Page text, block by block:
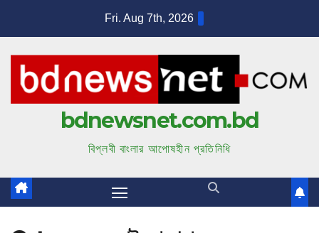
n
Fri. Aug 7th, 2026
bdnewsnet.com.bd
বিপ্লবী বাংলার আপোষহীন প্রতিনিধি